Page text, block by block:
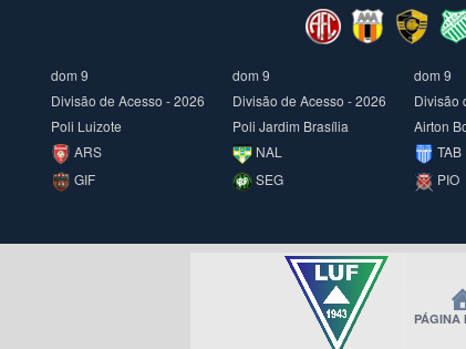
dom 9
Divisão de Acesso - 2026
Poli Luizote
ARS
GIF
dom 9
Divisão de Acesso - 2026
Poli Jardim Brasília
NAL
SEG
dom 9
Divisão
Airton
TAB
PIO
PÁGINA